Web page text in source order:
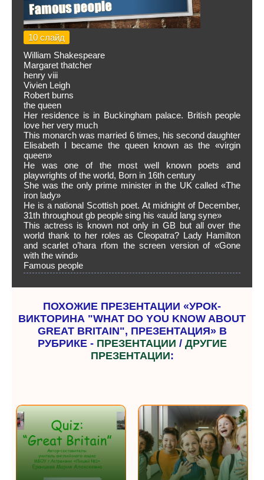
10 слайд
William Shakespeare
Margaret thatcher
henry viii
Vivien Leigh
Robert burns
the queen
Her residence is in Buckingham palace. British people
love her very much
This monarch was married 6 times, his second daughter
Elisabeth I became the queen known as the «virgin
queen»
He was one of the most well known poets and
playwrights of the world, Born in 16th century
She was the only prime minister in the UK called «The
iron lady»
He is a national Scottish poet. At midnight of December,
31th throughout gb people sing his «auld lang syne»
This actress is known not only in GB but all over the
world thank to her roles as Cleopatra? Lady Hamilton
and scarlet o’hara rfom the screen version of «Gone
with the wind»
Famous people
ПОХОЖИЕ ПРЕЗЕНТАЦИИ «УРОК-
ВИКТОРИНА "WHAT DO YOU KNOW ABOUT
GREAT BRITAIN", ПРЕЗЕНТАЦИЯ» В
РУБРИКЕ - ПРЕЗЕНТАЦИИ / ДРУГИЕ
ПРЕЗЕНТАЦИИ: